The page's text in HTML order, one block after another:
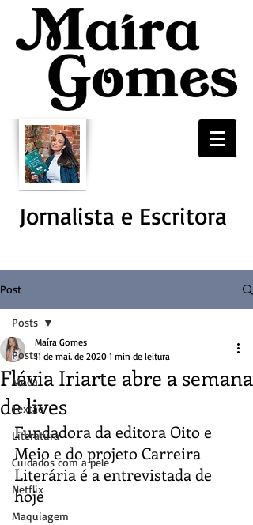
Jornalista e Escritora
Post
Posts
Moda
Textão
Literatura
Cuidados com a pele
Netflix
Maquiagem
Posts
Flávia Iriarte abre a semana
de lives
Maíra Gomes
11 de mai. de 2020 1 min de leitura
Fundadora da editora Oito e
Meio e do projeto Carreira
Literária é a entrevistada de
hoje